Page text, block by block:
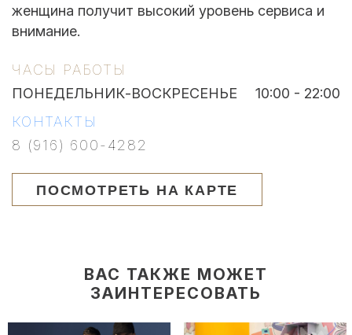
женщина получит высокий уровень сервиса и
внимание.
ЧАСЫ РАБОТЫ
ПОНЕДЕЛЬНИК-ВОСКРЕСЕНЬЕ
10:00 - 22:00
КОНТАКТЫ
8 (916) 600-4282
ПОСМОТРЕТЬ НА КАРТЕ
ВАС ТАКЖЕ МОЖЕТ
ЗАИНТЕРЕСОВАТЬ